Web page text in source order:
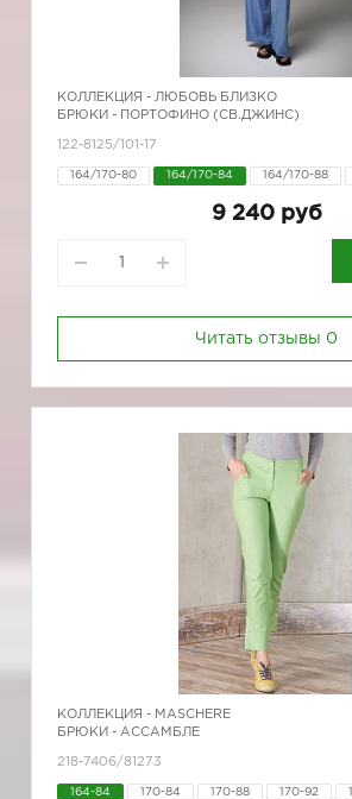
КОЛЛЕКЦИЯ - ЛЮБОВЬ БЛИЗКО
БРЮКИ - ПОРТОФИНО (СВ.ДЖИНС)
122-8125/101-17
164/170-80 164/170-84 164/170-88
9 240 руб
Читать отзывы 0
КОЛЛЕКЦИЯ - MASCHERE
БРЮКИ - АССАМБЛЕ
218-7406/81273
164-84 170-84 170-88 170-92